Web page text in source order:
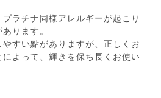
ラチナ同様アレルギーが起こり
ります。
すい點がありますが、正しくお
よって、輝きを保ち長くお使い